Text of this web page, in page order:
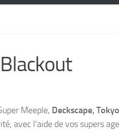
Meeple, Deckscape,
avec l’aide de vos supers